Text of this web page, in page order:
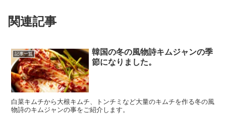
関連記事
記事一覧
韓国の冬の風物詩キムジャンの季
節になりました。
白菜キムチから大根キムチ、トンチミなど大量のキムチを作る冬の風
物詩のキムジャンの事をご紹介します。